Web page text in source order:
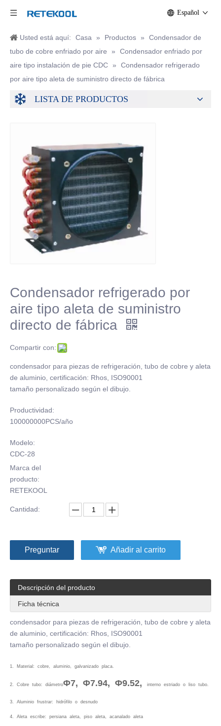
Español
Usted está aquí: Casa » Productos »
Condensador de
tubo de cobre enfriado por aire
»
Condensador enfriado por
aire tipo instalación de pie CDC »
Condensador refrigerado
por aire tipo aleta de suministro directo de fábrica
LISTA DE PRODUCTOS
Condensador refrigerado por
aire tipo aleta de suministro
directo de fábrica
Compartir con:
condensador para piezas de refrigeración, tubo de cobre y aleta
de aluminio, certificación: Rhos, ISO90001
tamaño personalizado según el dibujo.
Productividad:
100000000PCS/año
Modelo:
CDC-28
Marca del
producto:
RETEKOOL
Cantidad:
Preguntar Añadir al carrito
Descripción del producto
Ficha técnica
condensador para piezas de refrigeración, tubo de cobre y aleta
de aluminio, certificación: Rhos, ISO90001
tamaño personalizado según el dibujo.
1. Material: cobre, aluminio, galvanizado placa.
2. Cobre tubo: diámetroΦ7, Φ7.94, Φ9.52, interno estriado o liso tubo.
3. Aluminio frustrar: hidrófilo o desnudo
4. Aleta escribe: persiana aleta, piso aleta, acanalado aleta